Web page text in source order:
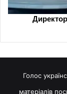
Голос
матеріалів